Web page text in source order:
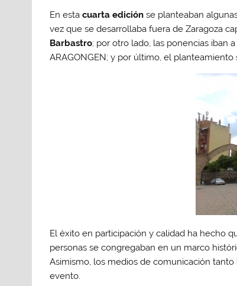
En estacuarta edición se planteaban
vez que se desarrollaba fuera de Zaragoza
Barbastro; por otro lado, las ponencias iban
ARAGONGEN; y por último, el
El éxito en participación y calidad ha hecho
personas se congregaban en un marco
Asimismo, los medios de comunicación
evento.